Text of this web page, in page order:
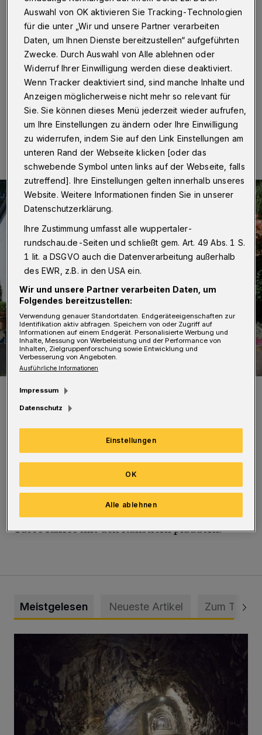
Wuppertal·Vor dem Wohnhaus der Weißenborns (Am
Höfchen 45 im Ortsteil Wuppertal-Hahnenfurth) sind
derzeit bei strahlenden Wetter Bühnenbilder und Möbel
aus den legendären Aufführungen des
Marionettentheaters zur Selbstbedienung aufgebaut.
20.06.2025 , 09:30 Uhr Eine Minute Lesezeit
Ursula und Günther Weißenborn mit einigen der Unikate.
Ursula und Günther Weißenborn freuen sich
auf Besuch. Znd wer an der Haustür klingelt,
kann gerne „Guten Tag“ sagen und bei einer
Tasse Kaffee mit den Künstlern plaudern.
Meistgelesen Neueste Artikel Zum Thema
Auswahl von OK aktivieren Sie Tracking-Technologien
für die unter „Wir und unsere Partner verarbeiten
Daten, um Ihnen Dienste bereitzustellen“ aufgeführten
Zwecke. Durch Auswahl von Alle ablehnen oder
Widerruf Ihrer Einwilligung werden diese deaktiviert.
Wenn Tracker deaktiviert sind, sind manche Inhalte und
Anzeigen möglicherweise nicht mehr so relevant für
Sie. Sie können dieses Menü jederzeit wieder aufrufen,
um Ihre Einstellungen zu ändern oder Ihre Einwilligung
zu widerrufen, indem Sie auf den Link Einstellungen am
unteren Rand der Webseite klicken [oder das
schwebende Symbol unten links auf der Webseite, falls
zutreffend]. Ihre Einstellungen gelten innerhalb unseres
Website. Weitere Informationen finden Sie in unserer
Datenschutzerklärung.
Ihre Zustimmung umfasst alle wuppertaler-
rundschau.de-Seiten und schließt gem. Art. 49 Abs. 1 S.
1 lit. a DSGVO auch die Datenverarbeitung außerhalb
des EWR, z.B. in den USA ein.
Wir und unsere Partner verarbeiten Daten, um
Folgendes bereitzustellen:
Verwendung genauer Standortdaten. Endgeräteeigenschaften zur
Identifikation aktiv abfragen. Speichern von oder Zugriff auf
Informationen auf einem Endgerät. Personalisierte Werbung und
Inhalte, Messung von Werbeleistung und der Performance von
Inhalten, Zielgruppenforschung sowie Entwicklung und
Verbesserung von Angeboten.
Ausführliche Informationen
Impressum
Datenschutz
Einstellungen
Alle ablehnen
OK